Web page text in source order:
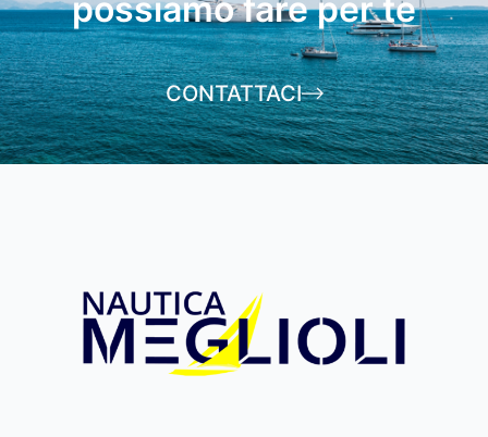
possiamo fare per te
CONTATTACI